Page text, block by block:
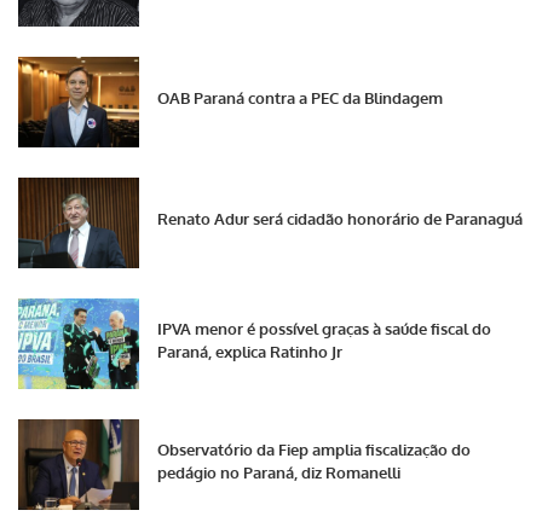
OAB Paraná contra a PEC da Blindagem
Renato Adur será cidadão honorário de Paranaguá
IPVA menor é possível graças à saúde fiscal do
Paraná, explica Ratinho Jr
Observatório da Fiep amplia fiscalização do
pedágio no Paraná, diz Romanelli